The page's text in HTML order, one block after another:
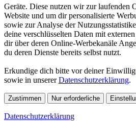
Geräte. Diese nutzen wir zur laufenden
Website und um dir personalisierte
sowie zur Analyse der
deine verschlüsselten Daten mit
dir über deren Online-Werbekanäle
du deren Dienste bereits selbst nutzt.
Erkundige dich bitte vor deiner
sowie in unsererDatenschutzerklärung.
Zustimmen Nur erforderliche
Datenschutzerklärung